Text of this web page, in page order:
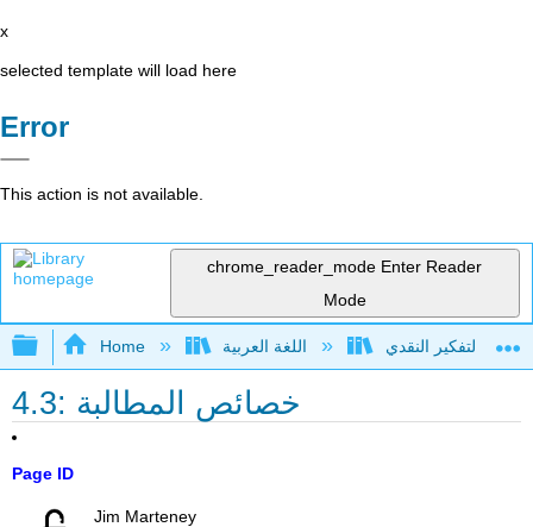
x
selected template will load here
Error
This action is not available.
chrome_reader_mode Enter Reader
Mode
Expand/collapse global hierarchy
Home
4.3: خصائص المطالبة
Page ID
Jim Marteney